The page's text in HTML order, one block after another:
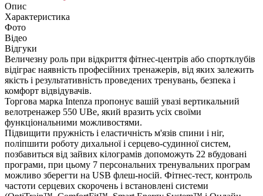
Опис
Характеристика
Фото
Відео
Відгуки
Величезну роль при відкриття фітнес-центрів або спортклубів
відіграє наявність професійних тренажерів, від яких залежить
якість і результативність проведених тренувань, безпека і
комфорт відвідувачів.
Торгова марка Intenza пропонує вашій увазі вертикальний
велотренажер 550 UBe, який вразить усіх своїми
функціональними можливостями.
Підвищити пружність і еластичність м'язів спини і ніг,
поліпшити роботу дихальної і серцево-судинної систем,
позбавиться від зайвих кілограмів допоможуть 22 вбудовані
програми, при цьому 7 персональних тренувальних програм
можливо зберегти на USB флеш-носій. Фітнес-тест, контроль
частоти серцевих скорочень і встановлені системи